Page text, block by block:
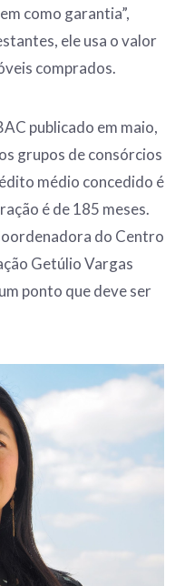
como garantia”,
ele usa o valor
comprados.
publicado em maio,
grupos de consórcios
médio concedido é
é de 185 meses.
do Centro
Getúlio Vargas
ponto que deve ser